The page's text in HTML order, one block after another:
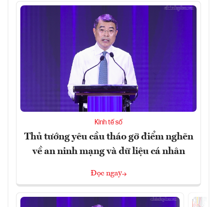
Kinh tế số
Thủ tướng yêu cầu tháo gỡ điểm nghẽn
về an ninh mạng và dữ liệu cá nhân
Đọc ngay